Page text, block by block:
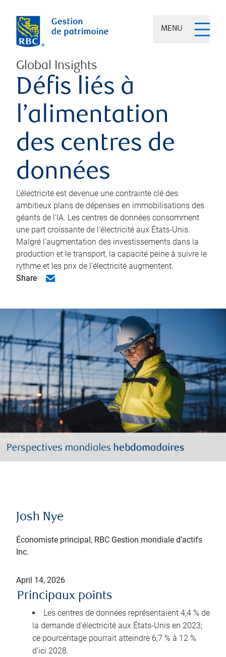
MENU
Global Insights
Défis liés à
l’alimentation
des centres de
données
L’électricité est devenue une contrainte clé des
ambitieux plans de dépenses en immobilisations des
géants de l’IA. Les centres de données consomment
une part croissante de l’électricité aux États-Unis.
Malgré l’augmentation des investissements dans la
production et le transport, la capacité peine à suivre le
rythme et les prix de l’électricité augmentent.
Share
Josh Nye
Économiste principal, RBC Gestion mondiale d’actifs
Inc.
April 14, 2026
Principaux points
Les centres de données représentaient 4,4 % de
la demande d’électricité aux États-Unis en 2023;
ce pourcentage pourrait atteindre 6,7 % à 12 %
d’ici 2028.